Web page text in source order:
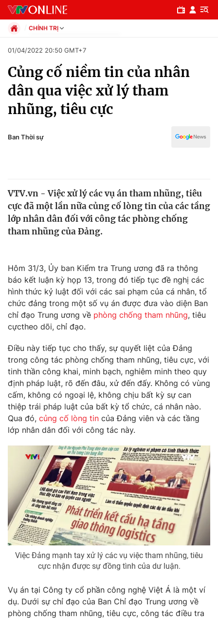
Chuyên mục
Chính trị
Thế giới
Tin tức
Câu chuyện quốc tế
Thị trường
Góc doanh nghiệp
Dữ liệu và đời sống
Truyền hình
Phim VTV
Nhân vật
Khán giả
Giải sao mai
Giải trí
Điện ảnh
Âm nhạc
Sao
Đời sống
Du lịch
Làm đẹp
Chất lượng cuộc sống
Giáo dục
Tuyển sinh
Học trực tuyến
Công nghệ
Hitech Công nghệ tương lai
Sản phẩm
Thị trường
Tư vấn
Giao lưu trực tuyến
Lịch phát sóng
Chuyên mục khác
Emagazine Podcast
Photo Infographic
VTV Money VTV Thể thao
CHÍNH TRỊ
Xã hội
Pháp luật
Kinh tế
Thể thao
Truyền hình
Văn hóa - Giải trí
Đời sống
01/04/2022 20:50 GMT+7
Củng cố niềm tin của nhân
dân qua việc xử lý tham
nhũng, tiêu cực
Ban Thời sự
VTV.vn - Việc xử lý các vụ án tham nhũng, tiêu
cực đã một lần nữa củng cố lòng tin của các tầng
lớp nhân dân đối với công tác phòng chống
tham nhũng của Đảng.
Hôm 31/3, Ủy ban Kiểm tra Trung ương đã ra thông
báo kết luận kỳ họp 13, trong đó tiếp tục đề nghị các
hình thức kỷ luật đối với các sai phạm của cá nhân, tổ
chức đảng trong một số vụ án được đưa vào diện Ban
chỉ đạo Trung ương về phòng chống tham nhũng, tiêu
cựctheo dõi, chỉ đạo.
Điều này tiếp tục cho thấy, sự quyết liệt của Đảng
trong công tác phòng chống tham nhũng, tiêu cực, với
tinh thần công khai, minh bạch, nghiêm minh theo quy
định pháp luật, rõ đến đâu, xử đến đấy. Không có vùng
cấm, không có ngoại lệ, không chịu bất kỳ sự can
thiệp trái pháp luật của bất kỳ tổ chức, cá nhân nào.
Qua đó, củng cố lòng tin của Đảng viên và các tầng
lớp nhân dân đối với công tác này.
Việc Đảng mạnh tay xử lý các vụ việc tham nhũng, tiêu
cực nhận được sự đồng tình của dư luận.
Vụ án tại Công ty cổ phần công nghệ Việt Á là một ví
dụ. Dưới sự chỉ đạo của Ban Chỉ đạo Trung ương về
phòng chống tham nhũng, tiêu cực, công tác điều tra